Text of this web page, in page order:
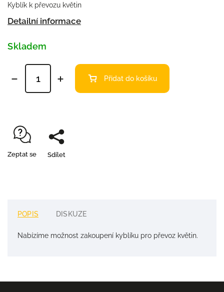
Kyblík k převozu květin
Detailní informace
Skladem
Přidat do košíku
Zeptat se Sdílet
POPIS DISKUZE
Nabízíme možnost zakoupení kyblíku pro převoz květin.